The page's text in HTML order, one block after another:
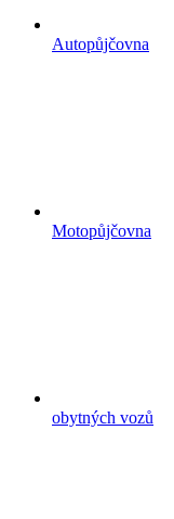
Autopůjčovna
Motopůjčovna
obytných vozů